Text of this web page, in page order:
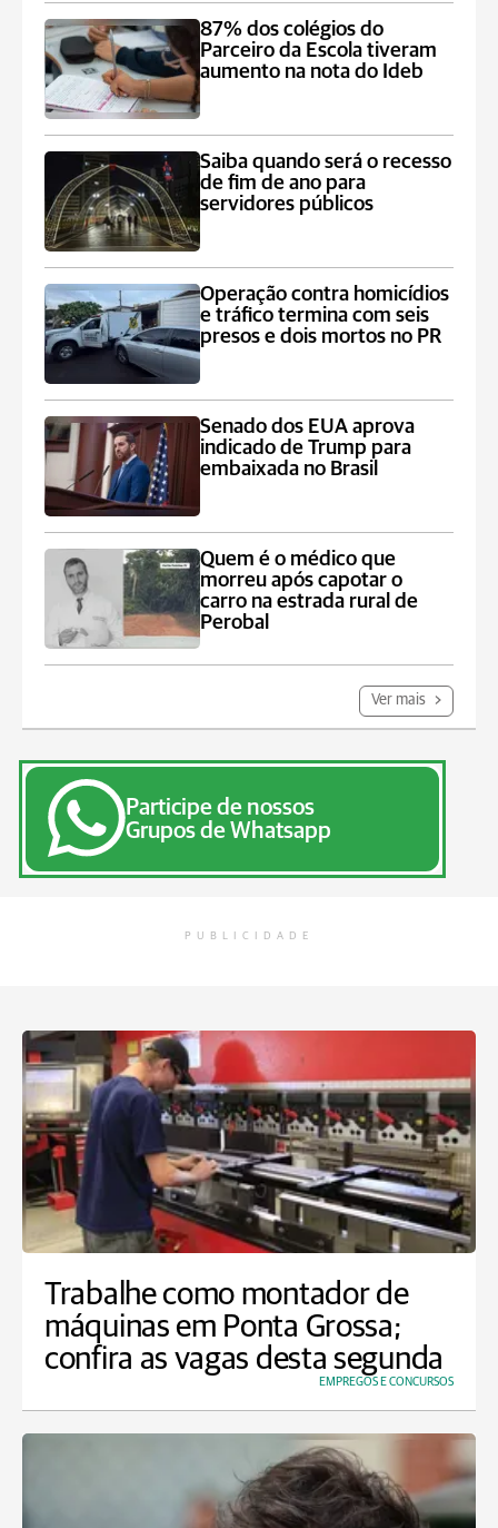
87% dos colégios do
Parceiro da Escola tiveram
aumento na nota do Ideb
Saiba quando será o recesso
de fim de ano para
servidores públicos
Operação contra homicídios
e tráfico termina com seis
presos e dois mortos no PR
Senado dos EUA aprova
indicado de Trump para
embaixada no Brasil
Quem é o médico que
morreu após capotar o
carro na estrada rural de
Perobal
Ver mais
Participe de nossos
Grupos de Whatsapp
PUBLICIDADE
Trabalhe como montador de
máquinas em Ponta Grossa;
confira as vagas desta segunda
EMPREGOS E CONCURSOS